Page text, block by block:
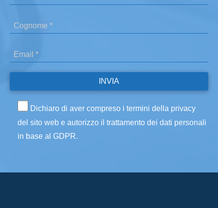
Dichiaro di aver compreso i termini della privacy
del sito web e autorizzo il trattamento dei dati personali
in base al GDPR.